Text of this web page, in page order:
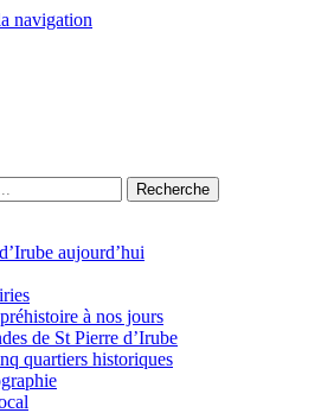
navigation
Recherche
aujourd’hui
à nos jours
de St Pierre d’Irube
quartiers historiques